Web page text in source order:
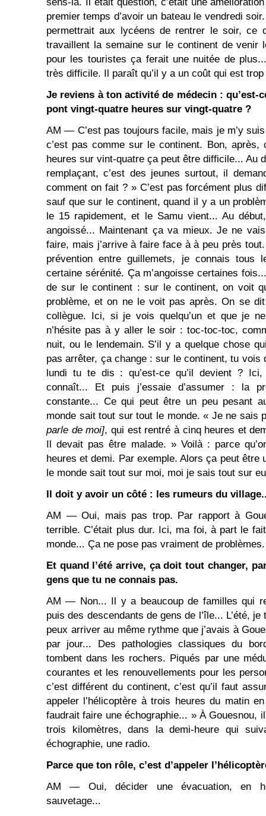
premier temps d’avoir un bateau le vendredi
permettrait aux lycéens de rentrer le soir, ce
travaillent la semaine sur le continent de venir
pour les touristes ça ferait une nuitée de
très difficile. Il paraît qu’il y a un coût qui est
Je reviens à ton activité de médecin : qu’est-
pont vingt-quatre heures sur vingt-quatre ?
AM ― C’est pas toujours facile, mais je m’y
c’est pas comme sur le continent. Bon, après,
heures sur vint-quatre ça peut être difficile... Au
remplaçant, c’est des jeunes surtout, il
comment on fait ? » C’est pas forcément plus
sauf que sur le continent, quand il y a un
le 15 rapidement, et le Samu vient... Au
angoissé... Maintenant ça va mieux. Je ne
faire, mais j’arrive à faire face à à peu près
prévention entre guillemets, je connais tous
certaine sérénité. Ça m’angoisse certaines
de sur le continent : sur le continent, on voit
problème, et on ne le voit pas après. On se
collègue. Ici, si je vois quelqu’un et que je
n’hésite pas à y aller le soir : toc-toc-toc,
nuit, ou le lendemain. S’il y a quelque chose
pas arrêter, ça change : sur le continent, tu vois
lundi tu te dis : qu’est-ce qu’il devient ?
connaît... Et puis j’essaie d’assumer : la
constante... Ce qui peut être un peu pesant
monde sait tout sur tout le monde. « Je ne sais
parle de moi], qui est rentré à cinq heures et
Il devait pas être malade. » Voilà : parce
heures et demi. Par exemple. Alors ça peut être
le monde sait tout sur moi, moi je sais tout sur
Il doit y avoir un côté : les rumeurs du
AM ― Oui, mais pas trop. Par rapport à
terrible. C’était plus dur. Ici, ma foi, à part le
monde... Ça ne pose pas vraiment de problèmes.
Et quand l’été arrive, ça doit tout changer,
gens que tu ne connais pas.
AM ― Non... Il y a beaucoup de familles qui
puis des descendants de gens de l’île... L’été,
peux arriver au même rythme que j’avais à
par jour... Des pathologies classiques du
tombent dans les rochers. Piqués par une
courantes et les renouvellements pour les
c’est différent du continent, c’est qu’il faut
appeler l’hélicoptère à trois heures du matin
faudrait faire une échographie... » À Gouesnou,
trois kilomètres, dans la demi-heure qui
échographie, une radio.
Parce que ton rôle, c’est d’appeler
AM ― Oui, décider une évacuation, en
sauvetage...